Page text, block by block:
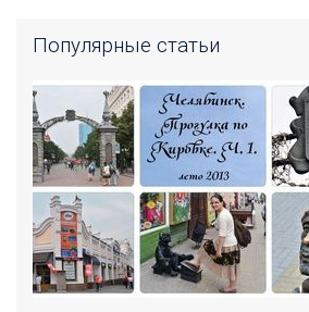
Популярные статьи